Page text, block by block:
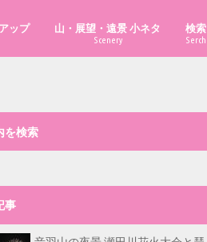
ップ 山・展望・遠景 小ネタ
Scenery
検索
Serch
を検索
事